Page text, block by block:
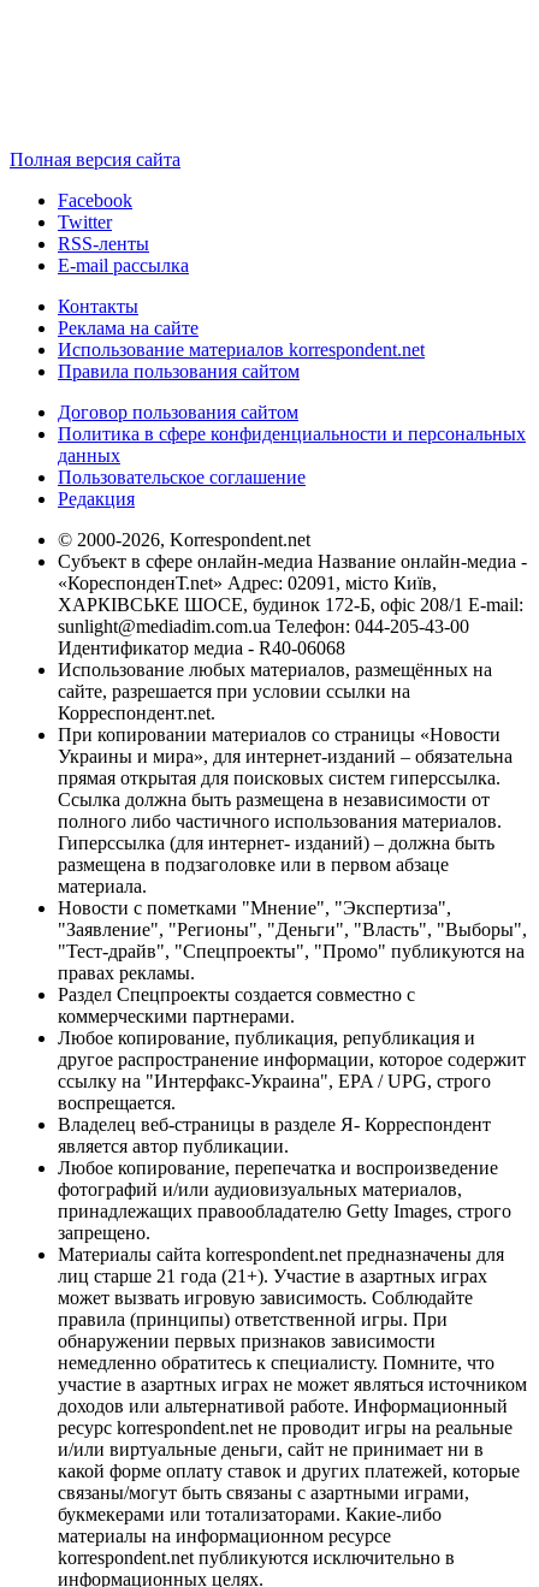
Полная версия сайта
Facebook
Twitter
RSS-ленты
E-mail рассылка
Контакты
Реклама на сайте
Использование материалов korrespondent.net
Правила пользования сайтом
Договор пользования сайтом
Политика в сфере конфиденциальности и персональных
данных
Пользовательское соглашение
Редакция
© 2000-2026, Korrespondent.net
Субъект в сфере онлайн-медиа Название онлайн-медиа -
«КореспонденТ.net» Адрес: 02091, місто Київ,
ХАРКІВСЬКЕ ШОСЕ, будинок 172-Б, офіс 208/1 E-mail:
sunlight@mediadim.com.ua Телефон: 044-205-43-00
Идентификатор медиа - R40-06068
Использование любых материалов, размещённых на
сайте, разрешается при условии ссылки на
Корреспондент.net.
При копировании материалов со страницы «Новости
Украины и мира», для интернет-изданий – обязательна
прямая открытая для поисковых систем гиперссылка.
Ссылка должна быть размещена в независимости от
полного либо частичного использования материалов.
Гиперссылка (для интернет- изданий) – должна быть
размещена в подзаголовке или в первом абзаце
материала.
Новости с пометками "Мнение", "Экспертиза",
"Заявление", "Регионы", "Деньги", "Власть", "Выборы",
"Тест-драйв", "Спецпроекты", "Промо" публикуются на
правах рекламы.
Раздел Спецпроекты создается совместно с
коммерческими партнерами.
Любое копирование, публикация, републикация и
другое распространение информации, которое содержит
ссылку на "Интерфакс-Украина", EPA / UPG, строго
воспрещается.
Владелец веб-страницы в разделе Я- Корреспондент
является автор публикации.
Любое копирование, перепечатка и воспроизведение
фотографий и/или аудиовизуальных материалов,
принадлежащих правообладателю Getty Images, строго
запрещено.
Материалы сайта korrespondent.net предназначены для
лиц старше 21 года (21+). Участие в азартных играх
может вызвать игровую зависимость. Соблюдайте
правила (принципы) ответственной игры. При
обнаружении первых признаков зависимости
немедленно обратитесь к специалисту. Помните, что
участие в азартных играх не может являться источником
доходов или альтернативой работе. Информационный
ресурс korrespondent.net не проводит игры на реальные
и/или виртуальные деньги, сайт не принимает ни в
какой форме оплату ставок и других платежей, которые
связаны/могут быть связаны с азартными играми,
букмекерами или тотализаторами. Какие-либо
материалы на информационном ресурсе
korrespondent.net публикуются исключительно в
информационных целях.